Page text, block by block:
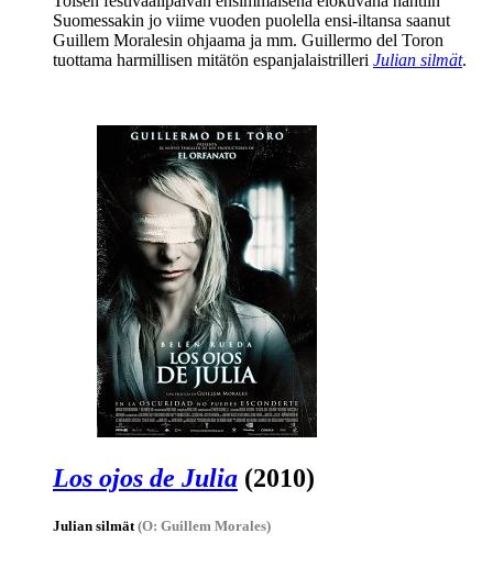
Suomessakin jo viime vuoden puolella ensi-iltansa saanut
Guillem Moralesin ohjaama ja mm. Guillermo del Toron
tuottama harmillisen mitätön espanjalaistrilleri Julian silmät.
Los ojos de Julia (2010)
Julian silmät(O: Guillem Morales)